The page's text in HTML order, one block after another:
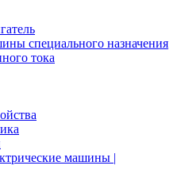
специального назначения
тока
машины |